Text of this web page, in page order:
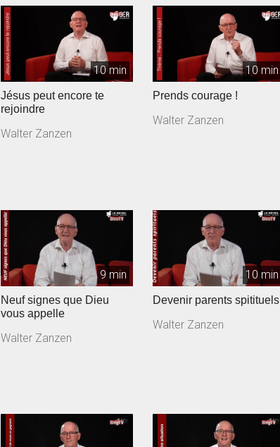
10 min
Jésus peut encore te
rejoindre
Walter Zanzen
10 min
Prends courage !
Walter Zanzen
9 min
Neuf signes que Dieu
vous appelle
Walter Zanzen
10 min
Devenir parents spitituels
Walter Zanzen